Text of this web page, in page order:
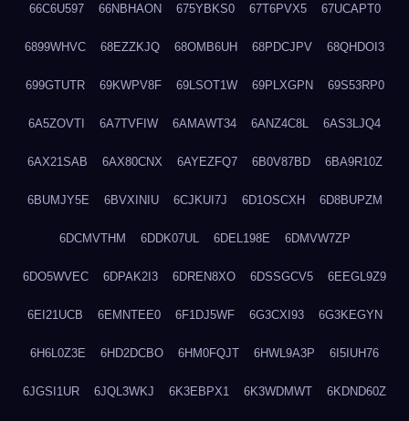
66C6U597 66NBHAON 675YBKS0 67T6PVX5 67UCAPT0
6899WHVC 68EZZKJQ 68OMB6UH 68PDCJPV 68QHDOI3
699GTUTR 69KWPV8F 69LSOT1W 69PLXGPN 69S53RP0
6A5ZOVTI 6A7TVFIW 6AMAWT34 6ANZ4C8L 6AS3LJQ4
6AX21SAB 6AX80CNX 6AYEZFQ7 6B0V87BD 6BA9R10Z
6BUMJY5E 6BVXINIU 6CJKUI7J 6D1OSCXH 6D8BUPZM
6DCMVTHM 6DDK07UL 6DEL198E 6DMVW7ZP
6DO5WVEC 6DPAK2I3 6DREN8XO 6DSSGCV5 6EEGL9Z9
6EI21UCB 6EMNTEE0 6F1DJ5WF 6G3CXI93 6G3KEGYN
6H6L0Z3E 6HD2DCBO 6HM0FQJT 6HWL9A3P 6I5IUH76
6JGSI1UR 6JQL3WKJ 6K3EBPX1 6K3WDMWT 6KDND60Z